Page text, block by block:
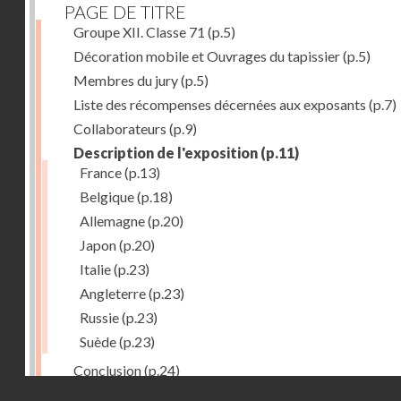
PAGE DE TITRE
Groupe XII. Classe 71 (p.5)
Décoration mobile et Ouvrages du tapissier(p.5)
Membres du jury(p.5)
Liste des récompenses décernées aux exposants (p.7)
Collaborateurs (p.9)
Description de l'exposition (p.11)
France(p.13)
Belgique(p.18)
Allemagne(p.20)
Japon(p.20)
Italie(p.23)
Angleterre(p.23)
Russie(p.23)
Suède(p.23)
Conclusion(p.24)